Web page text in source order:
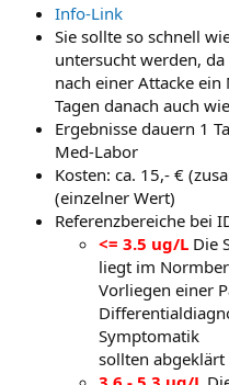
Info-Link
Sie sollte so schnell
untersucht werden,
nach einer Attacke
Tagen danach auch
Ergebnisse dauern 1
Med-Labor
Kosten: ca. 15,- €
(einzelner Wert)
Referenzbereiche bei
<= 3.5 ug/L Die
liegt im
Vorliegen einer
Symptomatik
sollten abgeklärt